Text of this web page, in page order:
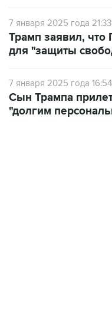
7 января 2025 года 21:33
Трамп заявил,
для "защиты
7 января 2025 года 16:54
Сын Трампа
"долгим